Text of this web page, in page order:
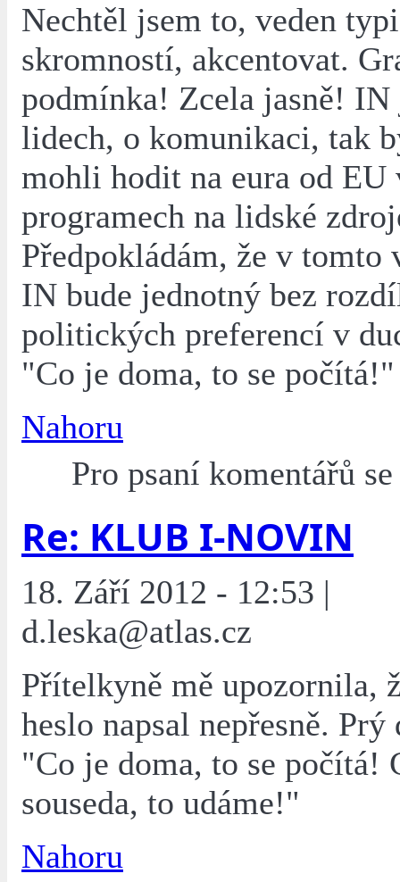
Nechtěl jsem to, veden
skromností, akcentovat.
podmínka! Zcela jasně! IN
lidech, o komunikaci, tak
mohli hodit na eura od EU
programech na lidské
Předpokládám, že v tomto
IN bude jednotný bez
politických preferencí v
"Co je doma, to se počítá!"
Nahoru
Pro psaní komentářů
Re: KLUB I-NOVIN
18. Září 2012 - 12:53 |
d.leska@atlas.cz
Přítelkyně mě upozornila,
heslo napsal nepřesně.
"Co je doma, to se počítá!
souseda, to udáme!"
Nahoru